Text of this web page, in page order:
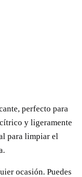
perfecto para
y ligeramente
para limpiar el
ocasión. Puedes